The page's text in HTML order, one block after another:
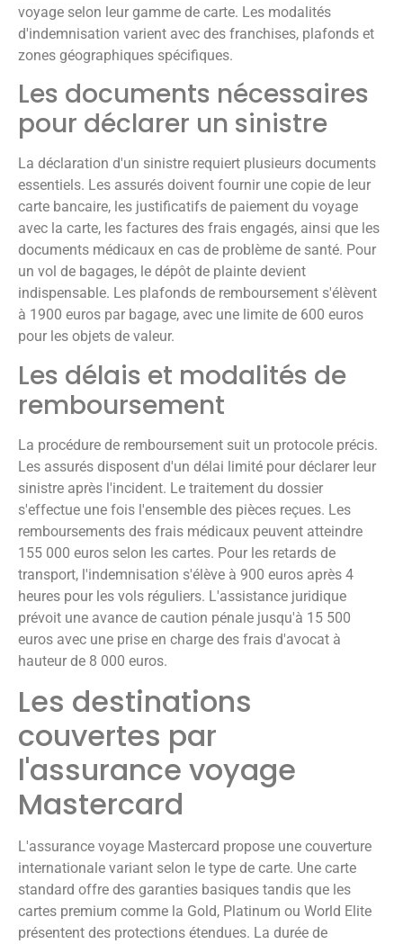
voyage selon leur gamme de carte. Les modalités
d'indemnisation varient avec des franchises, plafonds et
zones géographiques spécifiques.
Les documents nécessaires
pour déclarer un sinistre
La déclaration d'un sinistre requiert plusieurs documents
essentiels. Les assurés doivent fournir une copie de leur
carte bancaire, les justificatifs de paiement du voyage
avec la carte, les factures des frais engagés, ainsi que les
documents médicaux en cas de problème de santé. Pour
un vol de bagages, le dépôt de plainte devient
indispensable. Les plafonds de remboursement s'élèvent
à 1900 euros par bagage, avec une limite de 600 euros
pour les objets de valeur.
Les délais et modalités de
remboursement
La procédure de remboursement suit un protocole précis.
Les assurés disposent d'un délai limité pour déclarer leur
sinistre après l'incident. Le traitement du dossier
s'effectue une fois l'ensemble des pièces reçues. Les
remboursements des frais médicaux peuvent atteindre
155 000 euros selon les cartes. Pour les retards de
transport, l'indemnisation s'élève à 900 euros après 4
heures pour les vols réguliers. L'assistance juridique
prévoit une avance de caution pénale jusqu'à 15 500
euros avec une prise en charge des frais d'avocat à
hauteur de 8 000 euros.
Les destinations
couvertes par
l'assurance voyage
Mastercard
L'assurance voyage Mastercard propose une couverture
internationale variant selon le type de carte. Une carte
standard offre des garanties basiques tandis que les
cartes premium comme la Gold, Platinum ou World Elite
présentent des protections étendues. La durée de